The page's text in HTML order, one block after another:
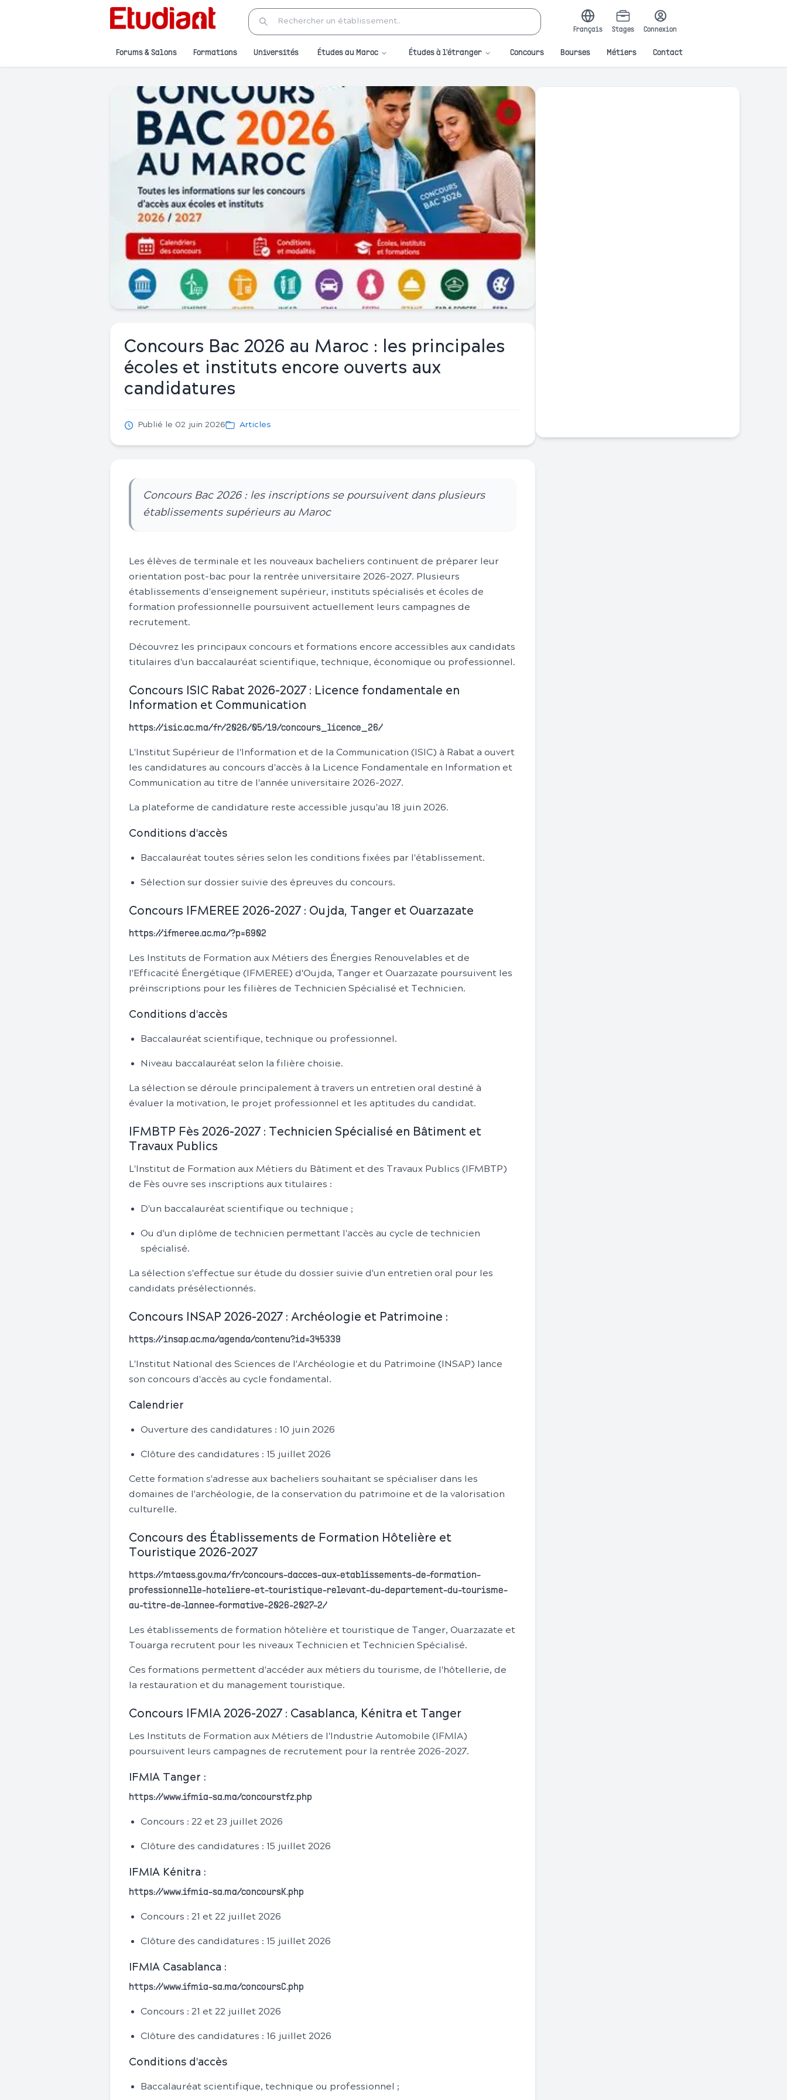
Français Stages Connexion
Forums & Salons Formations Universités Études au Maroc Études à l'étranger Concours Bourses Métiers Contact
Concours Bac 2026 au Maroc : les principales
écoles et instituts encore ouverts aux
candidatures
Publié le 02 juin 2026 Articles
Concours Bac 2026 : les inscriptions se poursuivent dans plusieurs
établissements supérieurs au Maroc
Les élèves de terminale et les nouveaux bacheliers continuent de préparer leur
orientation post-bac pour la rentrée universitaire 2026-2027. Plusieurs
établissements d'enseignement supérieur, instituts spécialisés et écoles de
formation professionnelle poursuivent actuellement leurs campagnes de
recrutement.
Découvrez les principaux concours et formations encore accessibles aux candidats
titulaires d'un baccalauréat scientifique, technique, économique ou professionnel.
Concours ISIC Rabat 2026-2027 : Licence fondamentale en
Information et Communication
https://isic.ac.ma/fr/2026/05/19/concours_licence_26/
L'Institut Supérieur de l'Information et de la Communication (ISIC) à Rabat a ouvert
les candidatures au concours d'accès à la Licence Fondamentale en Information et
Communication au titre de l'année universitaire 2026-2027.
La plateforme de candidature reste accessible jusqu'au 18 juin 2026.
Conditions d'accès
Baccalauréat toutes séries selon les conditions fixées par l'établissement.
Sélection sur dossier suivie des épreuves du concours.
Concours IFMEREE 2026-2027 : Oujda, Tanger et Ouarzazate
https://ifmeree.ac.ma/?p=6902
Les Instituts de Formation aux Métiers des Énergies Renouvelables et de
l'Efficacité Énergétique (IFMEREE) d'Oujda, Tanger et Ouarzazate poursuivent les
préinscriptions pour les filières de Technicien Spécialisé et Technicien.
Conditions d'accès
Baccalauréat scientifique, technique ou professionnel.
Niveau baccalauréat selon la filière choisie.
La sélection se déroule principalement à travers un entretien oral destiné à
évaluer la motivation, le projet professionnel et les aptitudes du candidat.
IFMBTP Fès 2026-2027 : Technicien Spécialisé en Bâtiment et
Travaux Publics
L'Institut de Formation aux Métiers du Bâtiment et des Travaux Publics (IFMBTP)
de Fès ouvre ses inscriptions aux titulaires :
D'un baccalauréat scientifique ou technique ;
Ou d'un diplôme de technicien permettant l'accès au cycle de technicien
spécialisé.
La sélection s'effectue sur étude du dossier suivie d'un entretien oral pour les
candidats présélectionnés.
Concours INSAP 2026-2027 : Archéologie et Patrimoine :
https://insap.ac.ma/agenda/contenu?id=345339
L'Institut National des Sciences de l'Archéologie et du Patrimoine (INSAP) lance
son concours d'accès au cycle fondamental.
Calendrier
Ouverture des candidatures : 10 juin 2026
Clôture des candidatures : 15 juillet 2026
Cette formation s'adresse aux bacheliers souhaitant se spécialiser dans les
domaines de l'archéologie, de la conservation du patrimoine et de la valorisation
culturelle.
Concours des Établissements de Formation Hôtelière et
Touristique 2026-2027
https://mtaess.gov.ma/fr/concours-dacces-aux-etablissements-de-formation-
professionnelle-hoteliere-et-touristique-relevant-du-departement-du-tourisme-
au-titre-de-lannee-formative-2026-2027-2/
Les établissements de formation hôtelière et touristique de Tanger, Ouarzazate et
Touarga recrutent pour les niveaux Technicien et Technicien Spécialisé.
Ces formations permettent d'accéder aux métiers du tourisme, de l'hôtellerie, de
la restauration et du management touristique.
Concours IFMIA 2026-2027 : Casablanca, Kénitra et Tanger
Les Instituts de Formation aux Métiers de l'Industrie Automobile (IFMIA)
poursuivent leurs campagnes de recrutement pour la rentrée 2026-2027.
IFMIA Tanger :
https://www.ifmia-sa.ma/concourstfz.php
Concours : 22 et 23 juillet 2026
Clôture des candidatures : 15 juillet 2026
IFMIA Kénitra :
https://www.ifmia-sa.ma/concoursK.php
Concours : 21 et 22 juillet 2026
Clôture des candidatures : 15 juillet 2026
IFMIA Casablanca :
https://www.ifmia-sa.ma/concoursC.php
Concours : 21 et 22 juillet 2026
Clôture des candidatures : 16 juillet 2026
Conditions d'accès
Baccalauréat scientifique, technique ou professionnel ;